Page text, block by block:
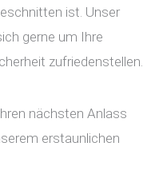
ist. Unser
gerne um Ihre
zufriedenstellen.
nächsten Anlass
erstaunlichen